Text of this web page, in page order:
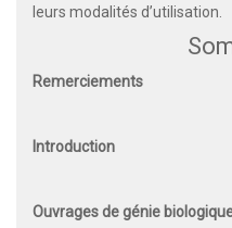
leurs modalités d’utilisation.
Remerciements
Introduction
Ouvrages de génie